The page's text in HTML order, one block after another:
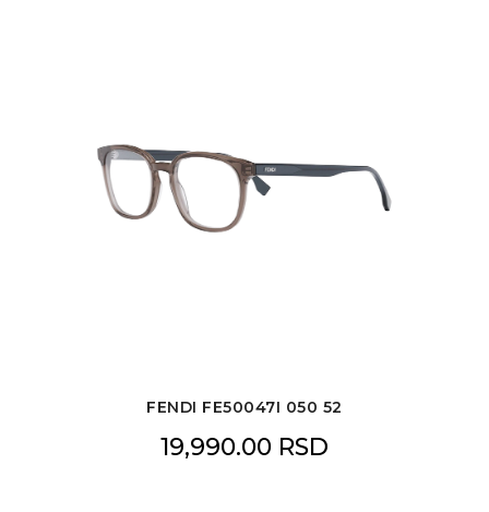
FENDI FE50047I 050 52
19,990.00 RSD